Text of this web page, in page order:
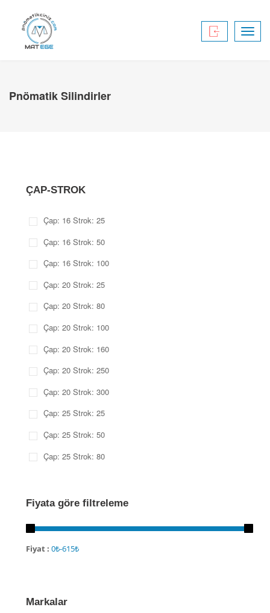
Pnömatik Silindirler
ÇAP-STROK
Çap: 16 Strok: 25
Çap: 16 Strok: 50
Çap: 16 Strok: 100
Çap: 20 Strok: 25
Çap: 20 Strok: 80
Çap: 20 Strok: 100
Çap: 20 Strok: 160
Çap: 20 Strok: 250
Çap: 20 Strok: 300
Çap: 25 Strok: 25
Çap: 25 Strok: 50
Çap: 25 Strok: 80
Fiyata göre filtreleme
Fiyat :
Markalar